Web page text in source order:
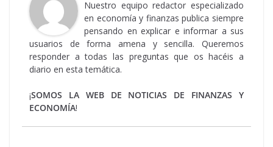
Nuestro equipo redactor especializado
en economía y finanzas publica siempre
pensando en explicar e informar a sus
usuarios de forma amena y sencilla. Queremos
responder a todas las preguntas que os hacéis a
diario en esta temática.
¡SOMOS LA WEB DE NOTICIAS DE FINANZAS Y
ECONOMÍA!